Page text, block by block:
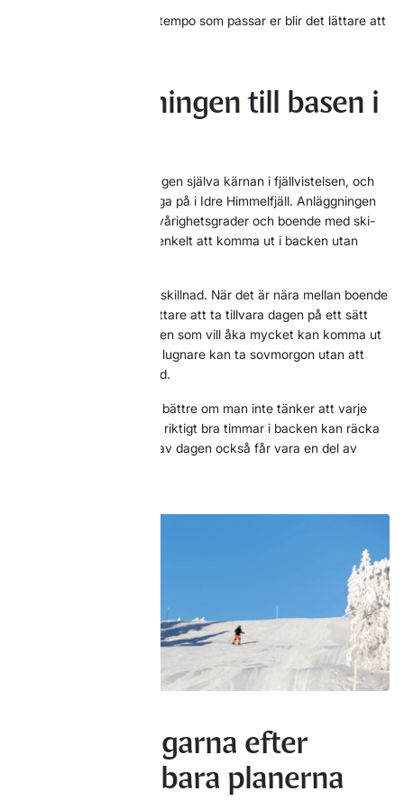
När ni vet ungefär vilket tempo som passar er blir det lättare att
Gör skidåkningen till basen i
För de flesta är skidåkningen själva kärnan i fjällvistelsen, och
där finns mycket att bygga på i Idre Himmelfjäll. Anläggningen
har 24 nedfarter i olika svårighetsgrader och boende med ski-
in/ski-out, vilket gör det enkelt att komma ut i backen utan
Just enkelheten gör stor skillnad. När det är nära mellan boende
och skidåkning blir det lättare att ta tillvara dagen på ett sätt
som passar sällskapet. Den som vill åka mycket kan komma ut
tidigt. Den som vill ta det lugnare kan ta sovmorgon utan att
hela dagen känns förstörd.
För många blir det också bättre om man inte tänker att varje
dag måste maxas. Några riktigt bra timmar i backen kan räcka
långt, särskilt om resten av dagen också får vara en del av
Anpassa dagarna efter
orken, inte bara planerna